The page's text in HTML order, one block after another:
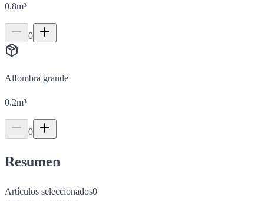
0.8m³
0
Alfombra grande
0.2m³
0
Resumen
Artículos seleccionados0